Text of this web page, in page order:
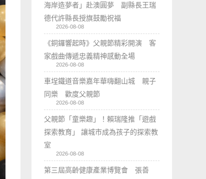
海岸造夢者」赴澳圓夢 副縣長王瑞
德代許縣長授旗鼓勵祝福
2026-08-08
《銅鑼響起時》父親節精彩開演 客
家戲曲傳遞忠義精神感動全場
2026-08-08
車埕鐵道音樂嘉年華嗨翻山城 親子
同樂 歡度父親節
2026-08-08
父親節「童樂趣」！賴瑞隆推「遊戲
探索教育」 讓城市成為孩子的探索教
室
2026-08-08
第三屆高齡健康產業博覽會 張善